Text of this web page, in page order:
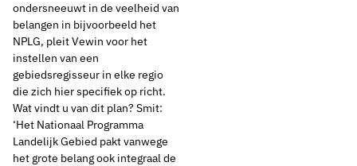
ondersneeuwt in de veelheid van
belangen in bijvoorbeeld het
NPLG, pleit Vewin voor het
instellen van een
gebiedsregisseur in elke regio
die zich hier specifiek op richt.
Wat vindt u van dit plan? Smit:
‘Het Nationaal Programma
Landelijk Gebied pakt vanwege
het grote belang ook integraal de